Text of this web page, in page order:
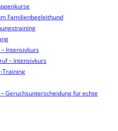
Familienbegleithund
Intensivkurs
– Intensivkurs
Training
Geruchsunterscheidung für echte